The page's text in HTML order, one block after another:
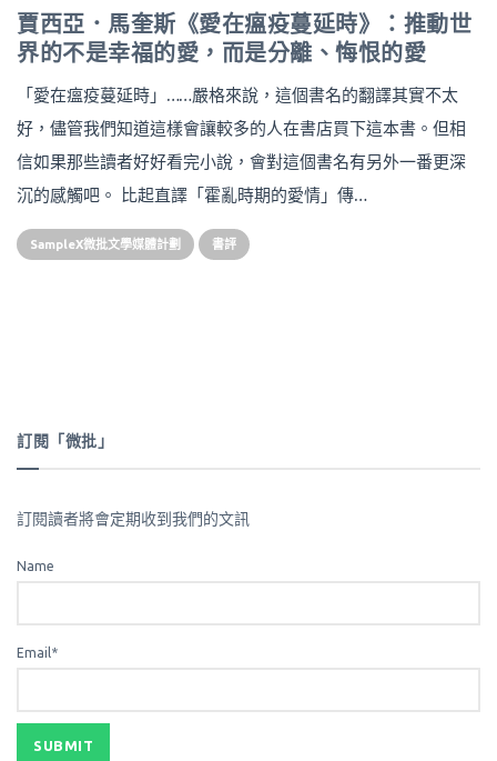
賈西亞．馬奎斯《愛在瘟疫蔓延時》：推動世
界的不是幸福的愛，而是分離、悔恨的愛
「愛在瘟疫蔓延時」……嚴格來說，這個書名的翻譯其實不太
好，儘管我們知道這樣會讓較多的人在書店買下這本書。但相
信如果那些讀者好好看完小說，會對這個書名有另外一番更深
沉的感觸吧。 比起直譯「霍亂時期的愛情」傳…
SampleX微批文學媒體計劃 書評
訂閱「微批」
訂閱讀者將會定期收到我們的文訊
Name
Email*